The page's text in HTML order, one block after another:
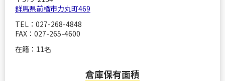
群馬県前橋市力丸町469
TEL：027-268-4848
FAX：027-265-4600
在籍：11名
倉庫保有面積